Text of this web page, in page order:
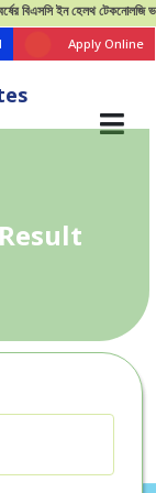
ইন হেলথ টেকনোলজি ভর্তি
Apply Online